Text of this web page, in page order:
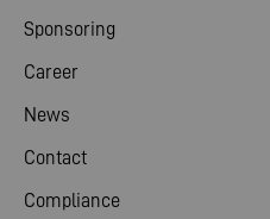
Sponsoring
Career
News
Contact
Compliance